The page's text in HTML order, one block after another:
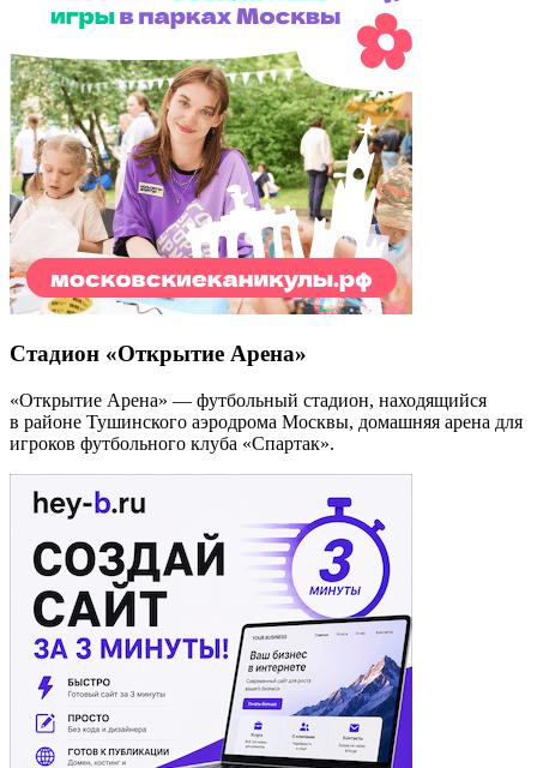
Стадион «Открытие Арена»
«Открытие Арена» — футбольный стадион, находящийся
в районе Тушинского аэродрома Москвы, домашняя арена для
игроков футбольного клуба «Спартак».